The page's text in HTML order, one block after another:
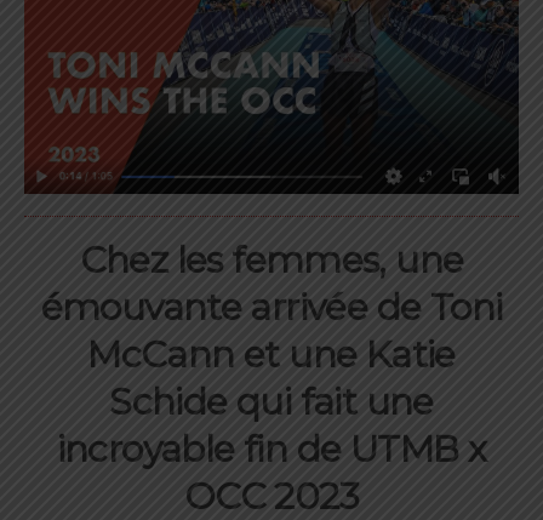
Chez les femmes, une
émouvante arrivée de Toni
McCann et une Katie
Schide qui fait une
incroyable fin de UTMB x
OCC 2023